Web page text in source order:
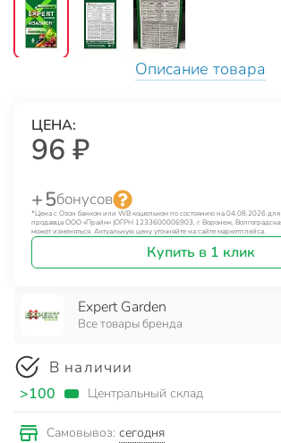
Описание товара
ЦЕНА:
96 ₽
+ 5бонусов
*Цена с Озон банком или WB кошельком по состоянию на 04.08.2026 для
продавца ООО «Прайм» (ОГРН 1233600006903, г. Воронеж,
может изменяться. Актуальную цену уточняйте на сайте маркетплейса.
Купить в 1 клик
Expert Garden
Все товары бренда
В наличии
>100 Центральный склад
Самовывоз: сегодня